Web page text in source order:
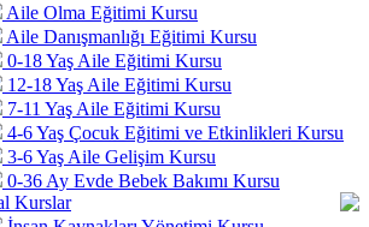
Aile Olma Eğitimi Kursu
Aile Danışmanlığı Eğitimi Kursu
0-18 Yaş Aile Eğitimi Kursu
12-18 Yaş Aile Eğitimi Kursu
7-11 Yaş Aile Eğitimi Kursu
4-6 Yaş Çocuk Eğitimi ve Etkinlikleri Kursu
3-6 Yaş Aile Gelişim Kursu
0-36 Ay Evde Bebek Bakımı Kursu
Kurslar